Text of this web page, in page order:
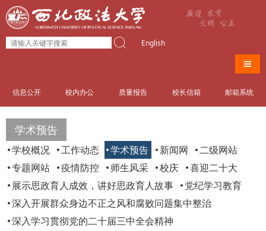
English
导航
信息公开 校内办公 质量报告 校长信箱 邮箱系统
学术预告
学校概况 工作动态 学术预告 新闻网
二级网站
专题网站
疫情防控 师生风采 校庆
喜迎二十大
展示思政育人成效，讲好思政育人故事
党纪学习教育
深入开展群众身边不正之风和腐败问题集中整治
深入学习贯彻党的二十届三中全会精神